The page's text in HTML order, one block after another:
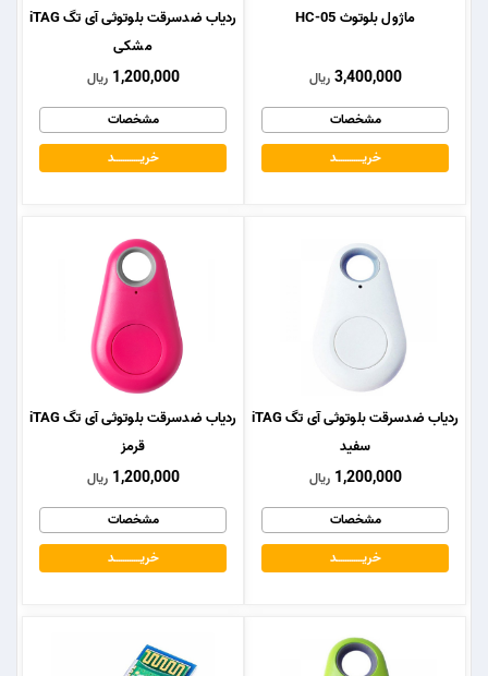
ماژول بلوتوث HC-05
3,400,000 ریال
مشخصات
خریــــــــــــد
ردیاب ضدسرقت بلوتوثی آی تگ iTAG
مشکی
1,200,000 ریال
مشخصات
خریــــــــــــد
ردیاب ضدسرقت بلوتوثی آی تگ iTAG
سفید
1,200,000 ریال
مشخصات
خریــــــــــــد
ردیاب ضدسرقت بلوتوثی آی تگ iTAG
قرمز
1,200,000 ریال
مشخصات
خریــــــــــــد